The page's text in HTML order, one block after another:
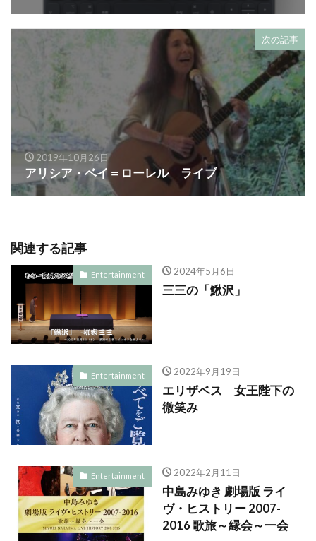
次の記事
2019年10月26日
アリシア・ベイ＝ローレル ライブ
関連する記事
Entertainment 2024年5月6日
三三の「鰍沢」
Entertainment 2022年9月19日
エリザベス 女王陛下の
微笑み
Entertainment 2022年2月11日
中島みゆき 劇場版 ライ
ヴ・ヒストリー 2007-
2016 歌旅～縁会～一会